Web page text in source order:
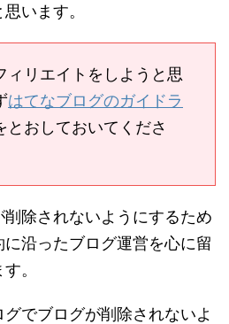
います。
ィリエイトをしようと思
はてなブログのガイドラ
とおしておいてくださ
除されないようにするため
沿ったブログ運営を心に留
。
でブログが削除されないよ